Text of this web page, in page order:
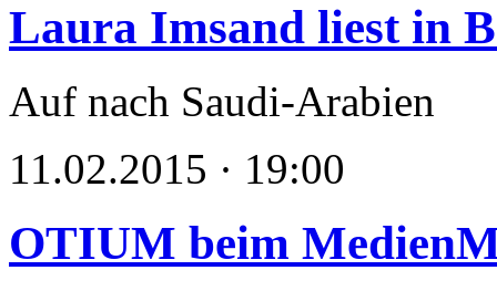
Laura Imsand liest in
Auf nach Saudi-Arabien
11.02.2015 · 19:00
OTIUM beim